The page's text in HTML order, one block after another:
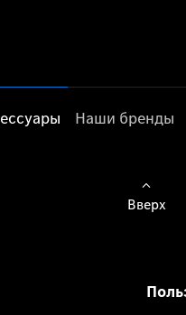
Наши бренды
Вверх